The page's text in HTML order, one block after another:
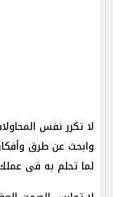
لا تكرر نفس
وابحث عن طرق
لما تحلم به فى